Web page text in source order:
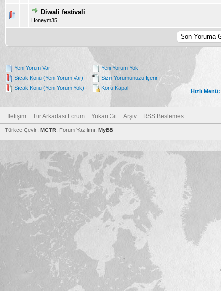
Diwali festivali
Honeym35
5 üzerinden 1 Oy - Toplam Ortalama 5 Oy Verilmiş
Yeni Yorum Var
Sıcak Konu (Yeni Yorum Var)
Sıcak Konu (Yeni Yorum Yok)
Yeni Yorum Yok
Sizin Yorumunuzu İçerir
Konu Kapalı
Hızlı Menü:
İletişim Tur Arkadasi Forum Yukarı Git Arşiv RSS Beslemesi
Türkçe Çeviri: MCTR , Forum Yazılımı: MyBB